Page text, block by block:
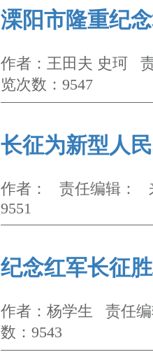
溧阳市隆重纪
作者：王田夫 史珂
览次数：9547
长征为新型人
作者： 责任编辑：
9551
纪念红军长征
作者：杨学生 责任
数：9543